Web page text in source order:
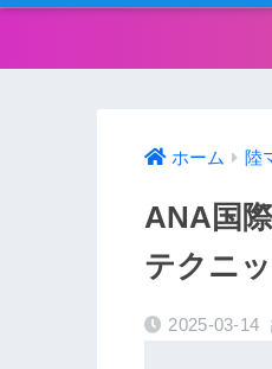
ホーム 陸
ANA国
テクニ
2025-03-14